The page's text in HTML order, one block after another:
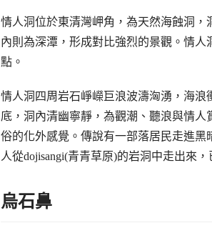
情人洞位於東清灣岬角，為天然海蝕洞
內則為深潭，形成對比強烈的景觀。情
點。
情人洞四周岩石崢嶸巨浪波濤洶湧，海
底，洞內清幽寧靜，為觀潮、聽浪與情
俗的化外感覺。傳說有一部落居民走進
人從dojisangi(青青草原)的岩洞中走出來，
烏石鼻